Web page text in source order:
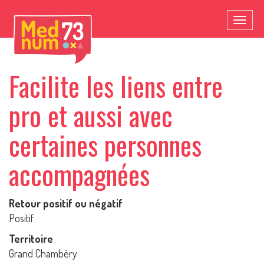
Facilite les liens entre
pro et aussi avec
certaines personnes
accompagnées
Retour positif ou négatif
Positif
Territoire
Grand Chambéry